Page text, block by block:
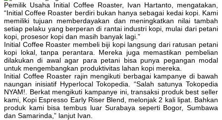
Pemilik Usaha Initial Coffee Roaster, Ivan Hartanto, mengatakan,
“Initial Coffee Roaster berdiri bukan hanya sebagai kedai kopi. Kami
memiliki tujuan memberdayakan dan meningkatkan nilai tambah
setiap pelaku yang berperan di rantai industri kopi, mulai dari petani
kopi, prosesor kopi dan masih banyak lagi.”
Initial Coffee Roaster membeli biji kopi langsung dari ratusan petani
kopi lokal, tanpa perantara. Mereka juga memastikan pembelian
dilakukan di awal agar para petani bisa punya pegangan modal
untuk mengembangkan produktivitas lahan kopi mereka.
Initial Coffee Roaster rajin mengikuti berbagai kampanye di bawah
naungan inisiatif Hyperlocal Tokopedia. “Salah satunya Tokopedia
NYAM!. Berkat mengikuti kampanye ini, transaksi produk best seller
kami, Kopi Espresso Early Riser Blend, melonjak 2 kali lipat. Bahkan
produk kami bisa tembus luar Surabaya seperti Bogor, Sumbawa
dan Samarinda,” lanjut Ivan.